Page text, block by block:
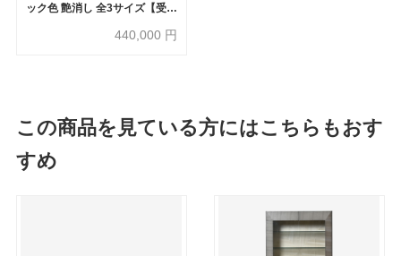
ック色 艶消し 全3サイズ【受注
440,000 円
この商品を見ている方にはこちらもおす
すめ